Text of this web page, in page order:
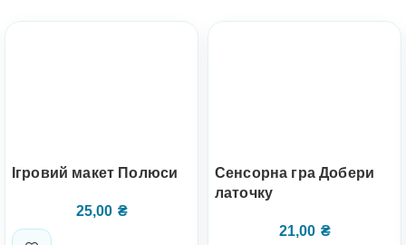
Ігровий макет Полюси
25,00 ₴
Сенсорна гра Добери
латочку
21,00 ₴